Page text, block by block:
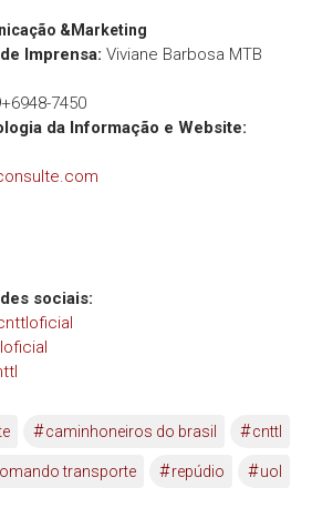
&Marketing
Imprensa: Viviane Barbosa MTB
7450
da Informação e Website:
sociais:
#caminhoneiros do brasil #cnttl
transporte #repúdio #uol